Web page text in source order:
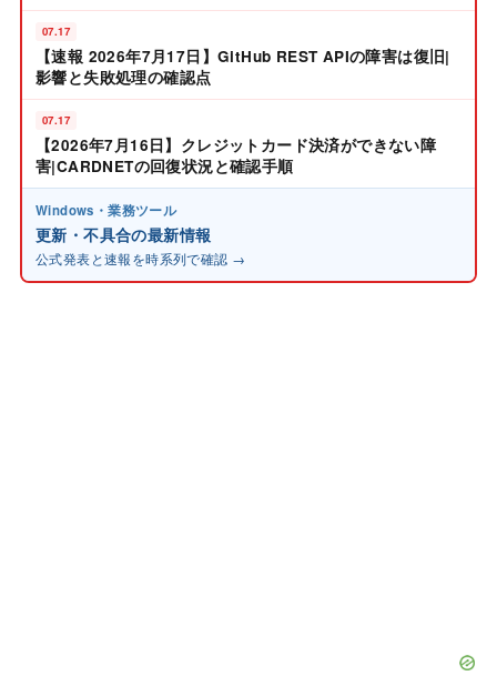
07.17
【速報 2026年7月17日】GitHub REST APIの障害は復旧|
影響と失敗処理の確認点
07.17
【2026年7月16日】クレジットカード決済ができない障
害|CARDNETの回復状況と確認手順
Windows・業務ツール
更新・不具合の最新情報
公式発表と速報を時系列で確認 →